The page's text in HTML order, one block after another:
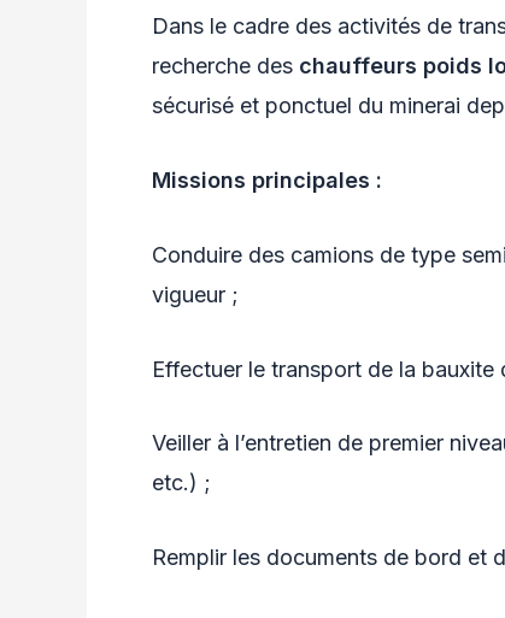
Dans le cadre des activités de
recherche des chauffeurs poids
sécurisé et ponctuel du minerai
Missions principales :
Conduire des camions de type
vigueur ;
Effectuer le transport de la bauxite
Veiller à l’entretien de premier
etc.) ;
Remplir les documents de bord et